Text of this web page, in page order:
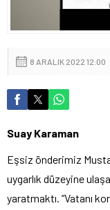
8 ARALIK 2022 12:00
Suay Karaman
Eşsiz önderimiz
uygarlık düzeyine
yaratmaktı. “Vatanı